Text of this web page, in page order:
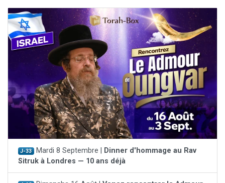
J-33 Mardi 8 Septembre |
Dinner d'hommage au Rav
Sitruk à Londres — 10 ans déjà